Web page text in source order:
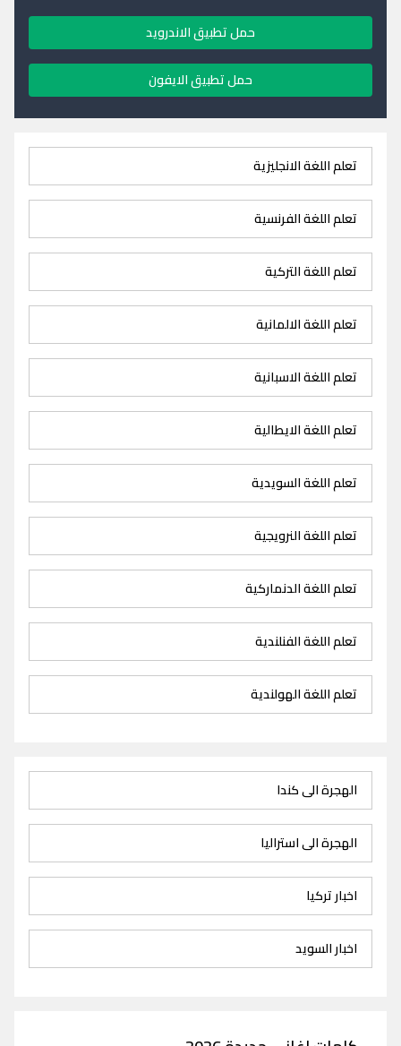
حمل تطبيق الاندرويد
حمل تطبيق الايفون
تعلم اللغة الانجليزية
تعلم اللغة الفرنسية
تعلم اللغة التركية
تعلم اللغة الالمانية
تعلم اللغة الاسبانية
تعلم اللغة الايطالية
تعلم اللغة السويدية
تعلم اللغة النرويجية
تعلم اللغة الدنماركية
تعلم اللغة الفنلندية
تعلم اللغة الهولندية
الهجرة الى كندا
الهجرة الى استراليا
اخبار تركيا
اخبار السويد